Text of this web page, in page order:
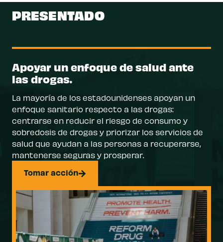
PRESENTADO
Apoyar un enfoque de salud ante
las drogas.
La mayoría de los estadounidenses apoyan un
enfoque sanitario respecto a las drogas:
centrarse en reducir el riesgo de consumo y
sobredosis de drogas y priorizar los servicios de
salud que ayudan a las personas a recuperarse,
mantenerse seguras y prosperar.
Tomar acción